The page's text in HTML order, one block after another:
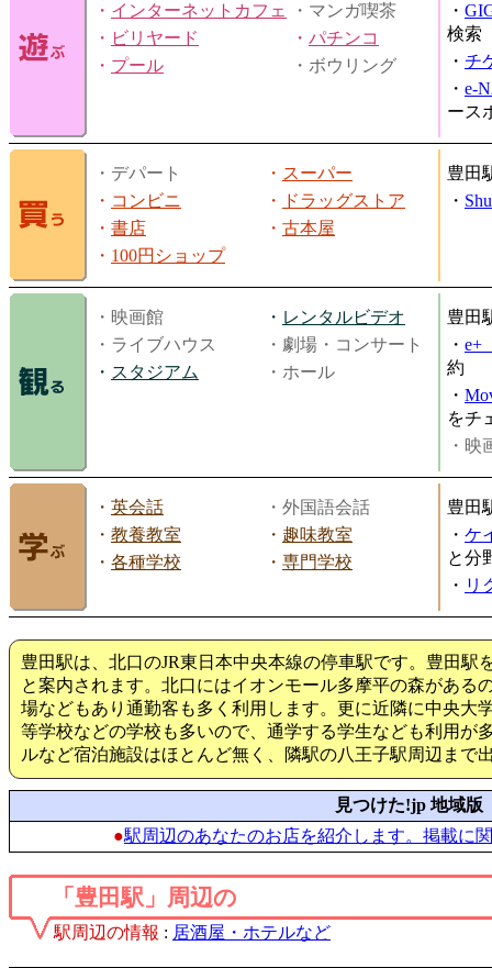
・ インターネットカフェ
・マンガ喫茶
・ ビリヤード ・ パチンコ
・ プール ・ボウリング
・
検索
・ チ
・ e-
ース
・デパート ・ スーパー
・ コンビニ ・
ドラッグストア
・ 書店 ・ 古本屋
・ 100円ショップ
豊田
・
・映画館 ・ レンタルビデオ
・ライブハウス
・劇場・コンサート
・ スタジアム ・ホール
豊田
・ e+
約
・
をチ
・映
・ 英会話
・外国語会話
・ 教養教室 ・ 趣味教室
・ 各種学校 ・ 専門学校
豊田
・ ケ
と分
・ リ
豊田駅は、北口のJR東日本中央本線の停車駅です。豊田駅
と案内されます。北口にはイオンモール多摩平の森がある
場などもあり通勤客も多く利用します。更に近隣に中央大
等学校などの学校も多いので、通学する学生なども利用が
ルなど宿泊施設はほとんど無く、隣駅の八王子駅周辺まで
見つけた!jp 地域版
●駅周辺のあなたのお店を紹介します。掲載に
「豊田駅」周辺の
駅周辺の情報 : 居酒屋・ホテルなど